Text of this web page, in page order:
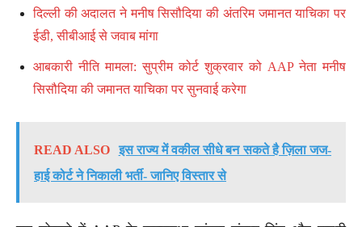
दिल्ली की अदालत ने मनीष सिसौदिया की अंतरिम जमानत याचिका पर
ईडी, सीबीआई से जवाब मांगा
आबकारी नीति मामला: सुप्रीम कोर्ट शुक्रवार को AAP नेता मनीष
सिसौदिया की जमानत याचिका पर सुनवाई करेगा
READ ALSO
इस राज्य में वकील सीधे बन सकते है ज़िला जज-
हाई कोर्ट ने निकाली भर्ती- जानिए विस्तार से